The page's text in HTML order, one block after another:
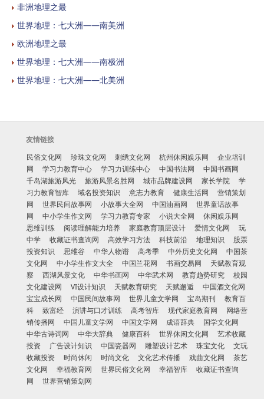
非洲地理之最
世界地理：七大洲——南美洲
欧洲地理之最
世界地理：七大洲——南极洲
世界地理：七大洲——北美洲
友情链接
民俗文化网
珍珠文化网 刺绣文化网 杭州休闲娱乐网
企业培训
网
学习力教育中心 学习力训练中心 中国书法网
中国书画网
千岛湖旅游风光
旅游风景名胜网 城市品牌建设网 家长学院
学
习力教育智库
域名投资知识 意志力教育 健康生活网
营销策划
网
世界民间故事网 小故事大全网 中国油画网
世界童话故事
网
中小学生作文网 学习力教育专家 小说大全网
休闲娱乐网
思维训练
阅读理解能力培养 家庭教育顶层设计 爱情文化网
玩
中学
收藏证书查询网 高效学习方法 科技前沿 地理知识
股票
投资知识
思维谷 中华人物谱 高考季 中外历史文化网
中国茶
文化网
中小学生作文大全 中国兰花网 书画交易网
天赋教育观
察
西湖风景文化 中华书画网 中华武术网 教育趋势研究
校园
文化建设网
VI设计知识 天赋教育研究 天赋邂逅
中国酒文化网
宝宝成长网
中国民间故事网 世界儿童文学网 宝岛期刊
教育百
科
致富经 演讲与口才训练 高考智库 现代家庭教育网
网络营
销传播网
中国儿童文学网 中国文学网 成语辞典
国学文化网
中华古诗词网
中华大辞典 健康百科 世界休闲文化网
艺术收藏
投资
广告设计知识 中国瓷器网 雕塑设计艺术 珠宝文化
文玩
收藏投资
时尚休闲 时尚文化 文化艺术传播 戏曲文化网
茶艺
文化网
幸福教育网 世界民俗文化网 幸福智库
收藏证书查询
网
世界营销策划网